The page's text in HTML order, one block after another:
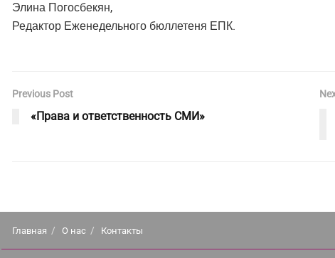
Элина Погосбекян,
Редактор Еженедельного бюллетеня ЕПК.
Previous Post
«Права и ответственность СМИ»
Главная О нас Контакты